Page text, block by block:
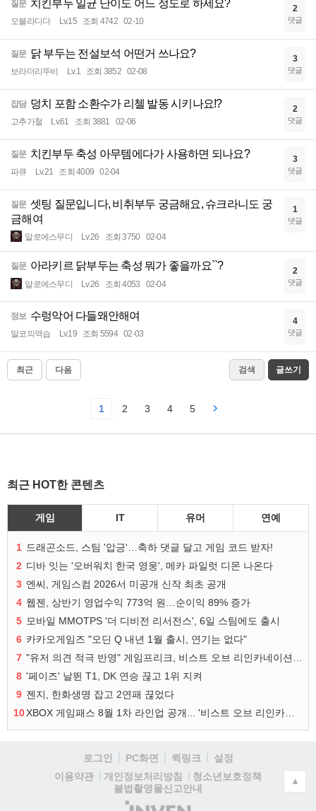
질문 치킨부두 일균 난이도 어느 정도로 하세요?
오블라디다 Lv.15 조회 4742 02-10
2
댓글
질문 닭 부두는 전설보석 어떤거 쓰나요?
보라더리뚜비 Lv.1 조회 3852 02-08
3
댓글
잡담 덩치 포함 소환수가 리첼 발동 시키나요!?
고추가철 Lv.61 조회 3881 02-06
2
댓글
질문 치킨부두 축성 아무템에다가 사용하면 되나요?
파큐 Lv.21 조회 4009 02-04
3
댓글
질문 셋팅 질문입니다, 비취부두 궁금해요, 슈크라니도 궁
금해여
알로에스무디 Lv.26 조회 3750 02-04
1
댓글
질문 아라키르 닭부두는 축성 뭐가 좋을까요``?
알로에스무디 Lv.26 조회 4053 02-04
2
댓글
정보 수렁악어 다들왜안해여
말코의역습 Lv.19 조회 5594 02-03
4
댓글
최근 다음 검색 글쓰기
1 2 3 4 5
최근 HOT한 콘텐츠
게임 IT 유머 연예
1 드래곤소드, 스팀 '압긍'…축하 댓글 달고 게임 코드 받자!
2 디바 잇는 '오버워치 한국 영웅', 메카 파일럿 디몬 나온다
3 엔씨, 게임스컴 2026서 미공개 신작 최초 공개
4 웹젠, 상반기 영업수익 773억 원…순이익 89% 증가
5 모바일 MMOTPS '더 디비전 리서전스', 6일 스팀에도 출시
6 카카오게임즈 "오딘 Q 내년 1월 출시, 연기는 없다"
7
8 '페이즈' 날뛴 T1, DK 연승 끊고 1위 지켜
9 젠지, 한화생명 잡고 2연패 끊었다
10
로그인 PC화면 퀵링크
설정
이용약관
개인정보처리방침
청소년보호정책
불법촬영물신고안내
(주)
▲